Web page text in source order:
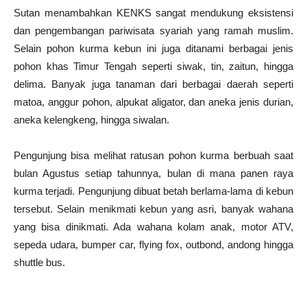
Sutan menambahkan KENKS sangat mendukung eksistensi
dan pengembangan pariwisata syariah yang ramah muslim.
Selain pohon kurma kebun ini juga ditanami berbagai jenis
pohon khas Timur Tengah seperti siwak, tin, zaitun, hingga
delima. Banyak juga tanaman dari berbagai daerah seperti
matoa, anggur pohon, alpukat aligator, dan aneka jenis durian,
aneka kelengkeng, hingga siwalan.
Pengunjung bisa melihat ratusan pohon kurma berbuah saat
bulan Agustus setiap tahunnya, bulan di mana panen raya
kurma terjadi. Pengunjung dibuat betah berlama-lama di kebun
tersebut. Selain menikmati kebun yang asri, banyak wahana
yang bisa dinikmati. Ada wahana kolam anak, motor ATV,
sepeda udara, bumper car, flying fox, outbond, andong hingga
shuttle bus.